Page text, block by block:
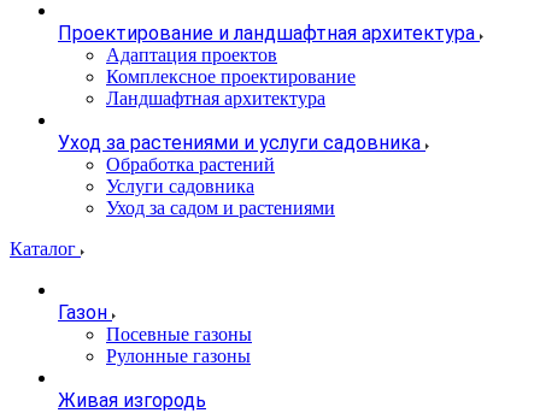
Проектирование и ландшафтная архитектура
Адаптация проектов
Комплексное проектирование
Ландшафтная архитектура
Уход за растениями и услуги садовника
Обработка растений
Услуги садовника
Уход за садом и растениями
Каталог
Газон
Посевные газоны
Рулонные газоны
Живая изгородь